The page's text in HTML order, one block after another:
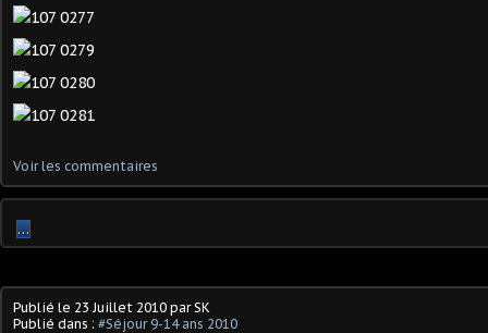
Voir les commentaires
…
Publié le 23 Juillet 2010 par SK
Publié dans : #Séjour 9-14 ans 2010